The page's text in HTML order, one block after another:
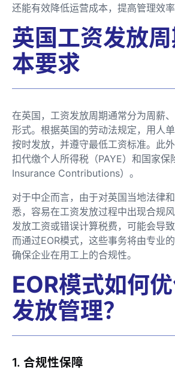
还能有效降低运营成本，提高管理效率
英国工资发放
本要求
在英国，工资发放周期通常分为周薪
形式。根据英国的劳动法规定，用人
按时发放，并遵守最低工资标准。此
扣代缴个人所得税（PAYE）和国家
Insurance Contributions）。
对于中企而言，由于对英国当地法律
悉，容易在工资发放过程中出现合规
发放工资或错误计算税费，可能会导致
而通过EOR模式，这些事务将由专业
确保企业在用工上的合规性。
EOR模式如何
发放管理？
1. 合规性保障